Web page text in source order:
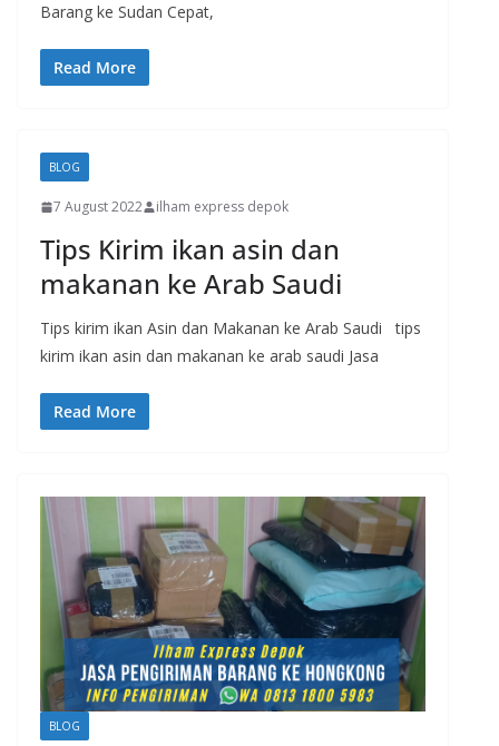
Barang ke Sudan Cepat,
Read More
BLOG
7 August 2022 ilham express depok
Tips Kirim ikan asin dan
makanan ke Arab Saudi
Tips kirim ikan Asin dan Makanan ke Arab Saudi tips
kirim ikan asin dan makanan ke arab saudi Jasa
Read More
BLOG